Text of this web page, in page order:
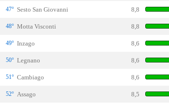
47° Sesto San Giovanni 8,8
48° Motta Visconti 8,8
49° Inzago 8,6
50° Legnano 8,6
51° Cambiago 8,6
52° Assago 8,5